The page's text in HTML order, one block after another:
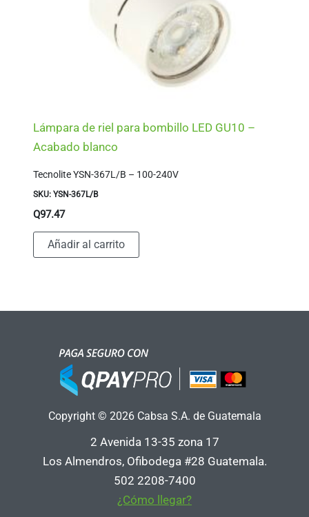
Lámpara de riel para bombillo LED GU10 –
Acabado blanco
Tecnolite YSN-367L/B – 100-240V
SKU: YSN-367L/B
Q97.47
Añadir al carrito
Copyright © 2026 Cabsa S.A. de Guatemala
2 Avenida 13-35 zona 17
Los Almendros, Ofibodega #28 Guatemala.
502 2208-7400
¿Cómo llegar?